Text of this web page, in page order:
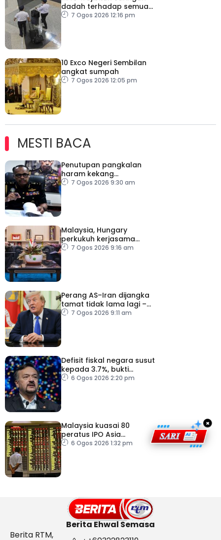
dadah terhadap semua
juruterbang
7 Ogos 2026 12:16 pm
10 Exco Negeri Sembilan
angkat sumpah
7 Ogos 2026 12:05 pm
MESTI BACA
Penutupan pangkalan
haram kekang
penyeludupan di
7 Ogos 2026 9:30 am
Malaysia, Hungary
perkukuh kerjasama
sektor pertanian
7 Ogos 2026 9:16 am
Perang AS–Iran dijangka
tamat tidak lama lagi –
Trump
7 Ogos 2026 9:11 am
Defisit fiskal negara susut
kepada 3.7%, bukti
keyakinan pelabur masih
6 Ogos 2026 2:20 pm
Malaysia kuasai 80
peratus IPO Asia
Tenggara, kumpul AS$1.4
6 Ogos 2026 1:32 pm
×
Berita Ehwal Semasa
Berita RTM,